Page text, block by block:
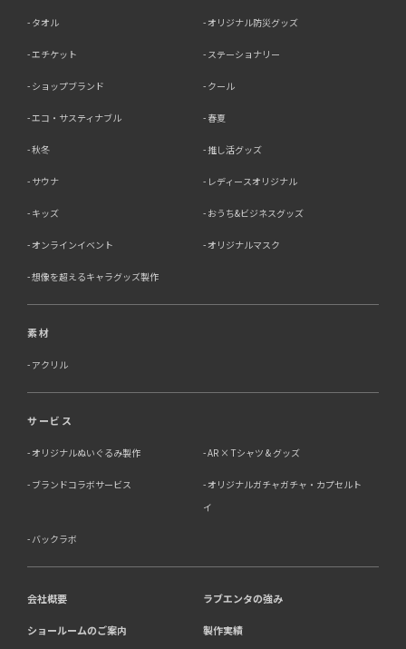
タオル オリジナル防災グッズ
エチケット ステーショナリー
ショップブランド クール
エコ・サスティナブル 春夏
秋冬 推し活グッズ
サウナ レディースオリジナル
キッズ おうち&ビジネスグッズ
オンラインイベント オリジナルマスク
想像を超えるキャラグッズ製作
素材
アクリル
サービス
オリジナルぬいぐるみ製作 AR × Tシャツ & グッズ
ブランドコラボサービス
オリジナルガチャガチャ・カプセルト
イ
バックラボ
会社概要 ラブエンタの強み
ショールームのご案内 製作実績